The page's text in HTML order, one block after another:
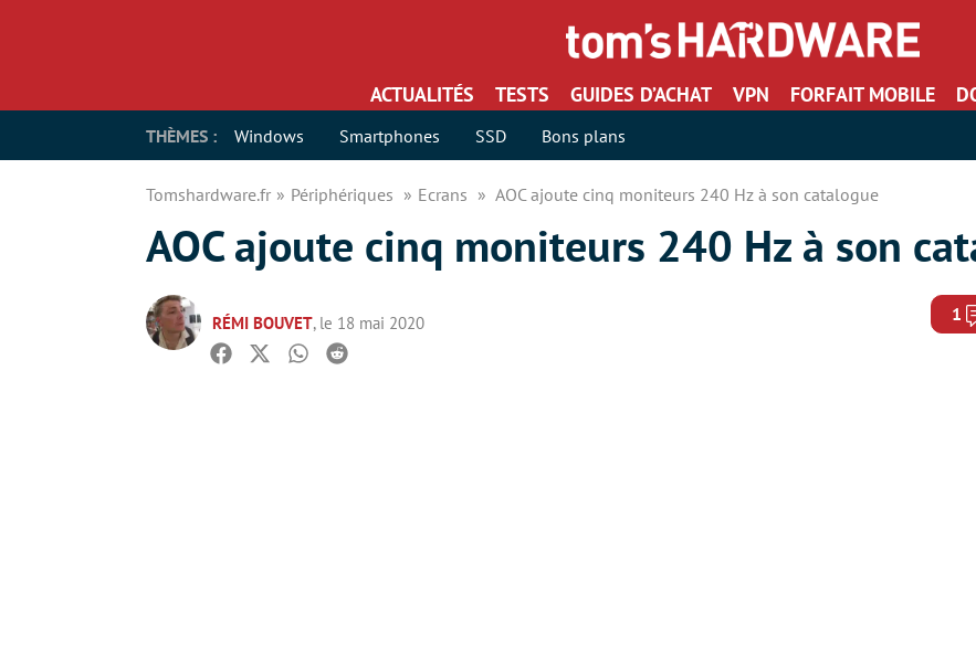
ACTUALITÉS TESTS GUIDES D’ACHAT VPN FORFAIT MOBILE
THÈMES : Windows Smartphones SSD Bons plans
Tomshardware.fr Périphériques Ecrans AOC ajoute cinq moniteurs 240 Hz à son catalogue
AOC ajoute cinq moniteurs 240 Hz à son
RÉMI BOUVET, le 18 mai 2020 1
Facebook
TwitterWhatsapp
Reddit